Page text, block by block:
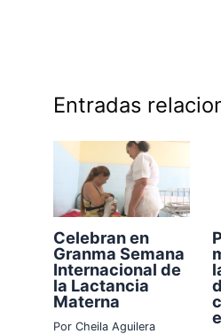
Entradas
Celebran en
Granma Semana
Internacional de
la Lactancia
Materna
PorCheila Aguilera